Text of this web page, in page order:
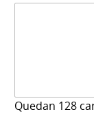
Quedan 128